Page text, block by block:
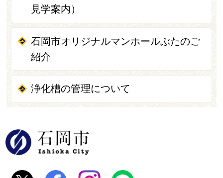
見学案内）
石岡市オリジナルマンホールぶたのご
紹介
浄化槽の管理について